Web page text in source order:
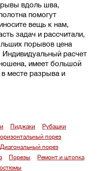
вдоль шва,
помогут
вещь к нам,
задач и рассчитали,
порывов цена
Индивидуальный расчет
имеет большой
месте разрыва и
Пиджаки
Рубашки
порез
Диагональный порез
Порезы
Ремонт и штопка